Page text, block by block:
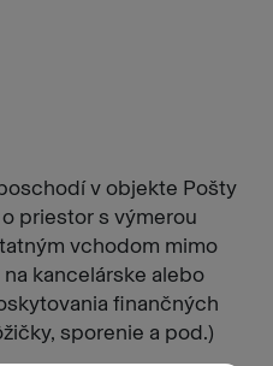
v objekte Pošty
priestor s výmerou
vchodom mimo
kancelárske alebo
finančných
sporenie a pod.)